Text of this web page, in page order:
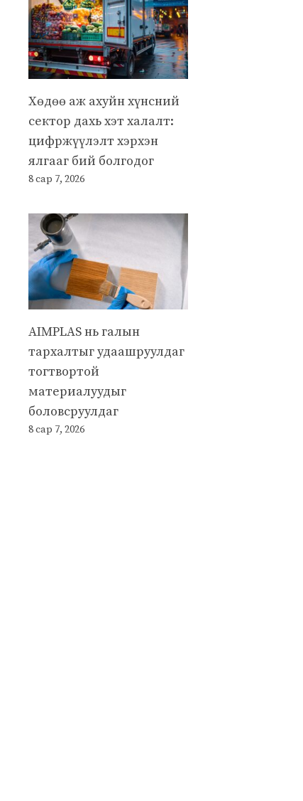
Хөдөө аж ахуйн хүнсний
сектор дахь хэт халалт:
цифржүүлэлт хэрхэн
ялгааг бий болгодог
8 сар 7, 2026
AIMPLAS нь галын
тархалтыг удаашруулдаг
тогтвортой
материалуудыг
боловсруулдаг
8 сар 7, 2026